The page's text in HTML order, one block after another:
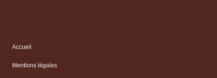
Accueil
Mentions légales